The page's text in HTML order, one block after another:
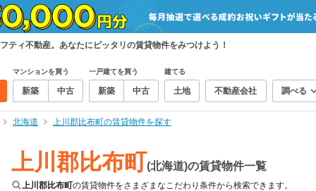
ティ不動産。あなたにピッタリの賃貸物件をみつけよう！
マンションを買う
新築 中古
一戸建てを買う
新築 中古
建てる
土地 不動産会社 調べる
北海道 上川郡比布町の賃貸物件を探す
上川郡比布町(北海道)の賃貸物件一覧
上川郡比布町の賃貸物件をさまざまなこだわり条件から検索できます。